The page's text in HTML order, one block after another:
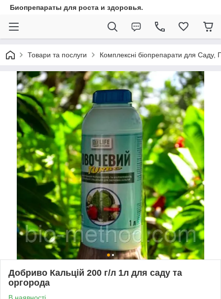
Биопрепараты для роста и здоровья.
Товари та послуги Комплексні біопрепарати для
Добриво Кальцій 200 г/л 1л для саду та
оргорода
В наявності